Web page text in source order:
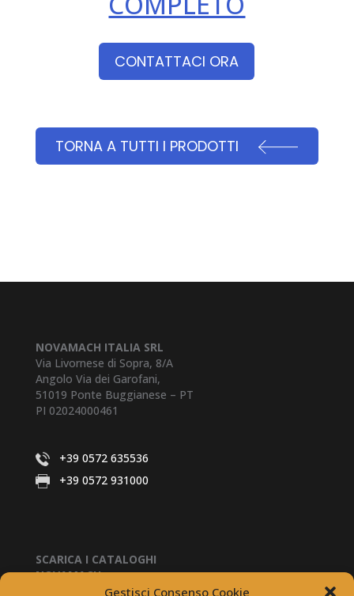
Gestisci Consenso Cookie
CONTATTACI ORA
TORNA A TUTTI I PRODOTTI
NOVAMACH ITALIA SRL
Via Livornese di Sopra, 8/A
Angolo Via dei Garofani,
51019 Ponte Buggianese – PT
PI 02024000461
+39 0572 635536
+39 0572 931000
SCARICA I CATALOGHI
NOVAMACH